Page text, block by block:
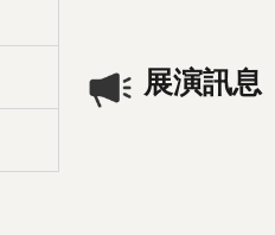
展演訊息